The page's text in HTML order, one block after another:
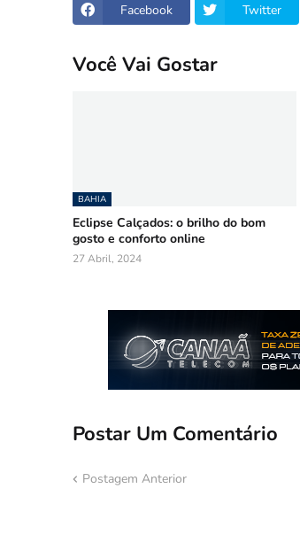
Facebook Twitter
Você Vai Gostar
BAHIA
Eclipse Calçados: o brilho do bom
gosto e conforto online
27 Abril, 2024
Postar Um Comentário
Postagem Anterior